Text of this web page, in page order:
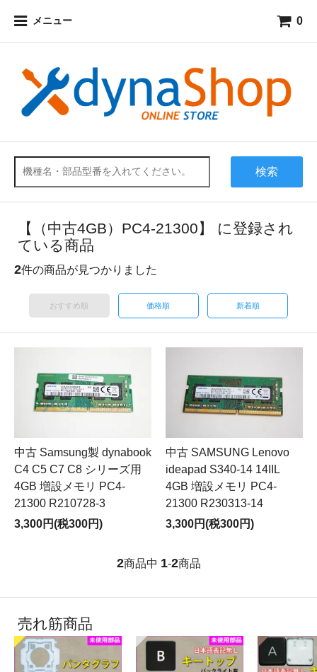
メニュー 0
検索
【（中古4GB）PC4-21300】 に登録され
ている商品
2件の商品が見つかりました
おすすめ順 価格順 新着順
中古 Samsung製 dynabook
C4 C5 C7 C8 シリーズ用
4GB 増設メモリ PC4-
21300 R210728-3
3,300円(税300円)
中古 SAMSUNG Lenovo
ideapad S340-14 14IIL
4GB 増設メモリ PC4-
21300 R230313-14
3,300円(税300円)
2商品中 1-2商品
売れ筋商品